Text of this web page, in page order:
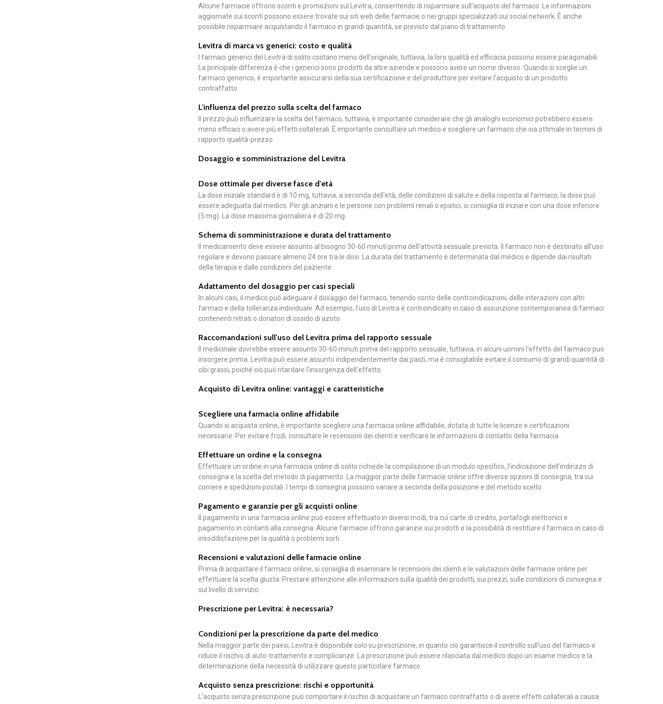
Alcune farmacie offrono sconti e promozioni sul Levitra, consentendo di risparmiare sull'acquisto del farmaco. Le informazioni
aggiornate sui sconti possono essere trovate sui siti web delle farmacie o nei gruppi specializzati sui social network. È anche
possibile risparmiare acquistando il farmaco in grandi quantità, se previsto dal piano di trattamento.
Levitra di marca vs generici: costo e qualità
I farmaci generici del Levitra di solito costano meno dell'originale, tuttavia, la loro qualità ed efficacia possono essere paragonabili.
La principale differenza è che i generici sono prodotti da altre aziende e possono avere un nome diverso. Quando si sceglie un
farmaco generico, è importante assicurarsi della sua certificazione e del produttore per evitare l'acquisto di un prodotto
contraffatto.
L'influenza del prezzo sulla scelta del farmaco
Il prezzo può influenzare la scelta del farmaco, tuttavia, è importante considerare che gli analoghi economici potrebbero essere
meno efficaci o avere più effetti collaterali. È importante consultare un medico e scegliere un farmaco che sia ottimale in termini di
rapporto qualità-prezzo.
Dosaggio e somministrazione del Levitra
Dose ottimale per diverse fasce d'età
La dose iniziale standard è di 10 mg, tuttavia, a seconda dell'età, delle condizioni di salute e della risposta al farmaco, la dose può
essere adeguata dal medico. Per gli anziani e le persone con problemi renali o epatici, si consiglia di iniziare con una dose inferiore
(5 mg). La dose massima giornaliera è di 20 mg.
Schema di somministrazione e durata del trattamento
Il medicamento deve essere assunto al bisogno 30-60 minuti prima dell'attività sessuale prevista. Il farmaco non è destinato all'uso
regolare e devono passare almeno 24 ore tra le dosi. La durata del trattamento è determinata dal medico e dipende dai risultati
della terapia e dalle condizioni del paziente.
Adattamento del dosaggio per casi speciali
In alcuni casi, il medico può adeguare il dosaggio del farmaco, tenendo conto delle controindicazioni, delle interazioni con altri
farmaci e della tolleranza individuale. Ad esempio, l'uso di Levitra è controindicato in caso di assunzione contemporanea di farmaci
contenenti nitrati o donatori di ossido di azoto.
Raccomandazioni sull'uso del Levitra prima del rapporto sessuale
Il medicinale dovrebbe essere assunto 30-60 minuti prima del rapporto sessuale, tuttavia, in alcuni uomini l'effetto del farmaco può
insorgere prima. Levitra può essere assunto indipendentemente dai pasti, ma è consigliabile evitare il consumo di grandi quantità di
cibi grassi, poiché ciò può ritardare l'insorgenza dell'effetto.
Acquisto di Levitra online: vantaggi e caratteristiche
Scegliere una farmacia online affidabile
Quando si acquista online, è importante scegliere una farmacia online affidabile, dotata di tutte le licenze e certificazioni
necessarie. Per evitare frodi, consultare le recensioni dei clienti e verificare le informazioni di contatto della farmacia.
Effettuare un ordine e la consegna
Effettuare un ordine in una farmacia online di solito richiede la compilazione di un modulo specifico, l'indicazione dell'indirizzo di
consegna e la scelta del metodo di pagamento. La maggior parte delle farmacie online offre diverse opzioni di consegna, tra cui
corriere e spedizioni postali. I tempi di consegna possono variare a seconda della posizione e del metodo scelto.
Pagamento e garanzie per gli acquisti online
Il pagamento in una farmacia online può essere effettuato in diversi modi, tra cui carte di credito, portafogli elettronici e
pagamento in contanti alla consegna. Alcune farmacie offrono garanzie sui prodotti e la possibilità di restituire il farmaco in caso di
insoddisfazione per la qualità o problemi sorti.
Recensioni e valutazioni delle farmacie online
Prima di acquistare il farmaco online, si consiglia di esaminare le recensioni dei clienti e le valutazioni delle farmacie online per
effettuare la scelta giusta. Prestare attenzione alle informazioni sulla qualità dei prodotti, sui prezzi, sulle condizioni di consegna e
sul livello di servizio.
Prescrizione per Levitra: è necessaria?
Condizioni per la prescrizione da parte del medico
Nella maggior parte dei paesi, Levitra è disponibile solo su prescrizione, in quanto ciò garantisce il controllo sull'uso del farmaco e
riduce il rischio di auto-trattamento e complicanze. La prescrizione può essere rilasciata dal medico dopo un esame medico e la
determinazione della necessità di utilizzare questo particolare farmaco.
Acquisto senza prescrizione: rischi e opportunità
L'acquisto senza prescrizione può comportare il rischio di acquistare un farmaco contraffatto o di avere effetti collaterali a causa